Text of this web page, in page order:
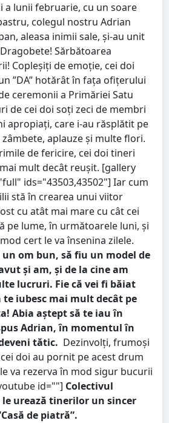
a lunii februarie, cu un soare
colegul nostru Adrian
aleasa inimii sale, și-au unit
Sărbătoarea
Copleșiți de emoție, cei doi
”DA” hotărât în fața ofițerului
ceremonii a Primăriei Satu
de cei doi soți zeci de membri
apropiați, care i-au răsplătit pe
zâmbete, aplauze și multe flori.
de fericire, cei doi tineri
mult decât reușit. [gallery
ids="43503,43502"] Iar cum
stă în crearea unui viitor
cu atât mai mare cu cât cei
pe lume, în următoarele luni, și
cert le va însenina zilele.
un om bun, să fiu un model de
și am, și de la cine am
lucruri. Fie că vei fi băiat
iubesc mai mult decât pe
Abia aștept să te iau în
Adrian, în momentul în
tătic. Dezinvolți, frumoși
doi au pornit pe acest drum
va rezerva în mod sigur bucurii
id=""] Colectivul
le urează tinerilor un sincer
de piatră”.